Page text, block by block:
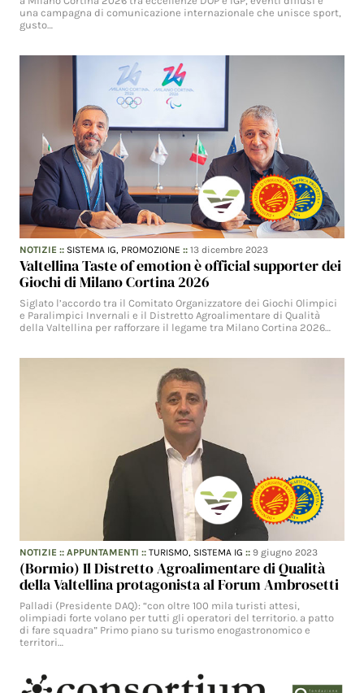
una campagna di comunicazione internazionale che unisce sport,
gusto…
NOTIZIE :: SISTEMA IG, PROMOZIONE ::13 dicembre 2023
Valtellina Taste of emotion è official supporter dei
Giochi di Milano Cortina 2026
Siglato l’accordo tra il Comitato Organizzatore dei Giochi Olimpici
e Paralimpici Invernali e il Distretto Agroalimentare di Qualità
della Valtellina per rafforzare il legame tra Milano Cortina 2026…
NOTIZIE ::APPUNTAMENTI ::TURISMO, SISTEMA IG ::9 giugno 2023
(Bormio) Il Distretto Agroalimentare di Qualità
della Valtellina protagonista al Forum Ambrosetti
Palladi (Presidente DAQ): “con oltre 100 mila turisti attesi,
olimpiadi forte volano per tutti gli operatori del territorio. a patto
di fare squadra” Primo piano su turismo enogastronomico e
territori…